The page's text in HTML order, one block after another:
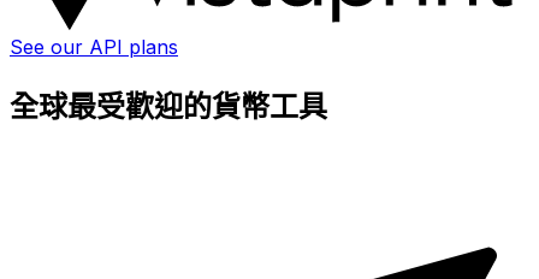
See our API plans
全球最受歡迎的貨幣工具